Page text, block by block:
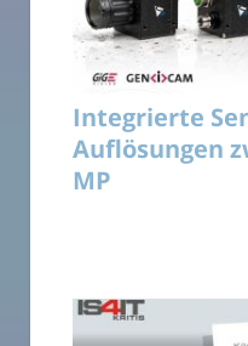
Integrierte
Auflösungen
MP